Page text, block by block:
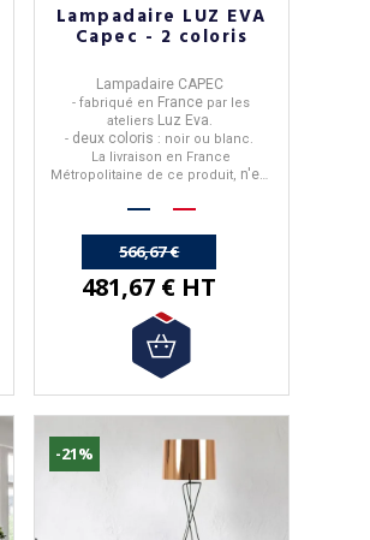
Lampadaire LUZ EVA
Capec - 2 coloris
Lampadaire CAPEC
- fabriqué en France par les
ateliers Luz Eva.
- deux coloris : noir ou blanc.
La livraison en France
Métropolitaine de ce produit, n'est
566,67 €
481,67 € HT
-21%